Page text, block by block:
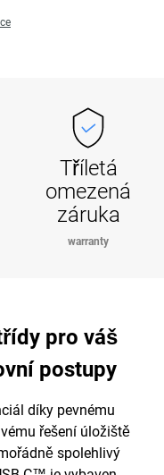
Tříletá
omezená
záruka
warranty
pro váš
postupy
díky pevnému
řešení úložiště
spolehlivý